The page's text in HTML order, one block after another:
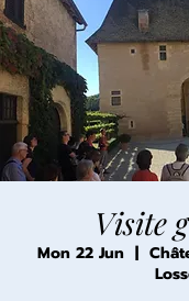
Visite
Mon 22 Jun
  |